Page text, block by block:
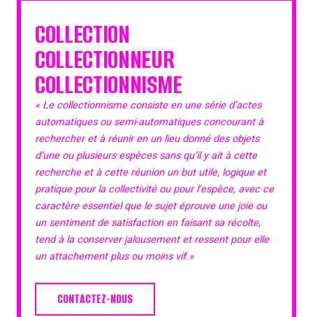
COLLECTION
COLLECTIONNEUR
COLLECTIONNISME
« Le collectionnisme consiste en une série d’actes
automatiques ou semi-automatiques concourant à
rechercher et à réunir en un lieu donné des objets
d’une ou plusieurs espèces sans qu’il y ait à cette
recherche et à cette réunion un but utile, logique et
pratique pour la collectivité ou pour l’espèce, avec ce
caractère essentiel que le sujet éprouve une joie ou
un sentiment de satisfaction en faisant sa récolte,
tend à la conserver jalousement et ressent pour elle
un attachement plus ou moins vif.»
CONTACTEZ-NOUS